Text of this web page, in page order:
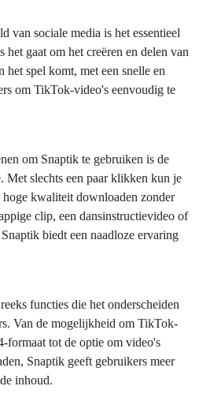
van sociale media is het essentieel
het gaat om het creëren en delen van
spel komt, met een snelle en
om TikTok-video's eenvoudig te
om Snaptik te gebruiken is de
Met slechts een paar klikken kun je
kwaliteit downloaden zonder
clip, een dansinstructievideo of
biedt een naadloze ervaring
functies die het onderscheiden
Van de mogelijkheid om TikTok-
formaat tot de optie om video's
Snaptik geeft gebruikers meer
inhoud.